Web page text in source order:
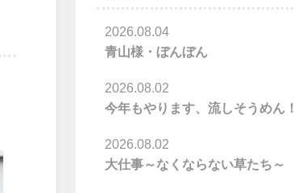
青山様・ぼんぼん
2026.08.04
今年もやります、流しそうめん！
2026.08.02
大仕事～なくならない草たち～
2026.08.02